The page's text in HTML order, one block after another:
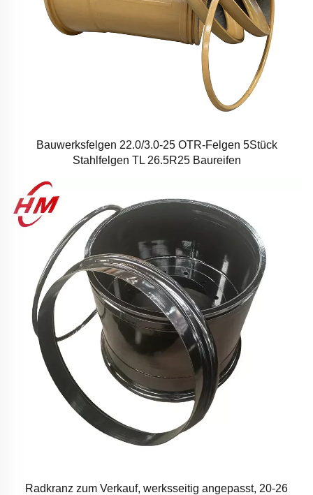
Bauwerksfelgen 22.0/3.0-25 OTR-Felgen 5Stück
Stahlfelgen TL 26.5R25 Baureifen
Radkranz zum Verkauf, werksseitig angepasst, 20-26